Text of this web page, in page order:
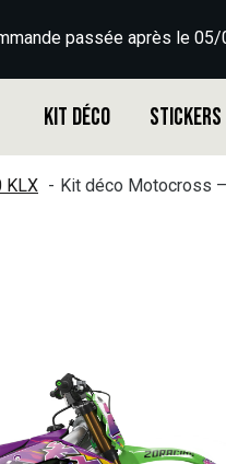
passée après le
Kit déco Stickers
KLX Kit déco Motocross